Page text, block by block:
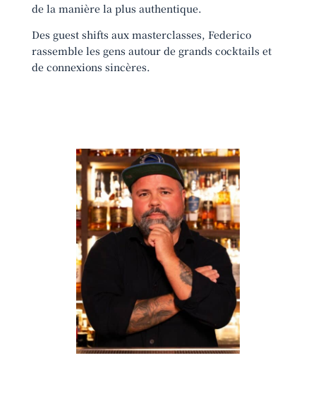
de la manière la plus authentique.
Des guest shifts aux masterclasses, Federico
rassemble les gens autour de grands cocktails et
de connexions sincères.